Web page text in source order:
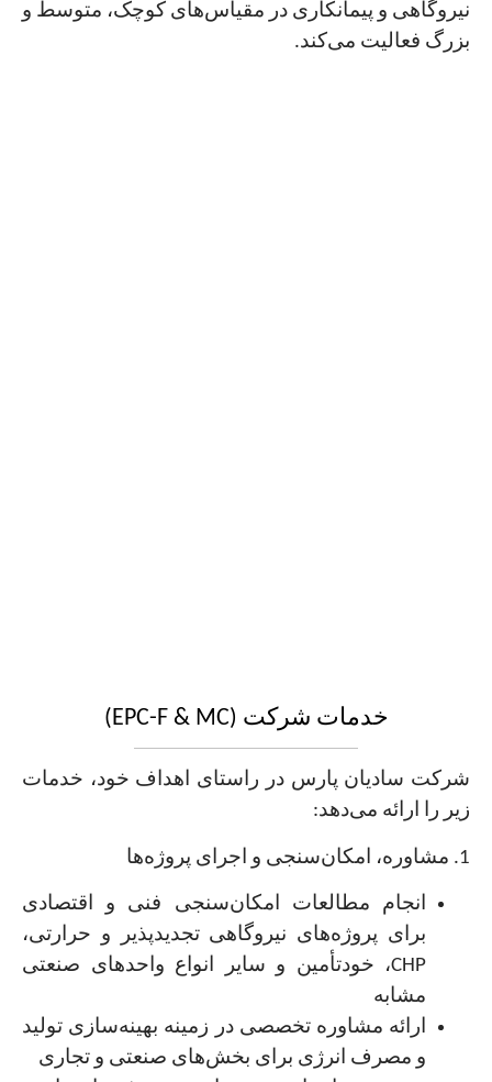
نیروگاهی و ‏پیمانکاری در مقیاس‌های کوچک، متوسط و
بزرگ فعالیت می‌کند.
خدمات شرکت (‏EPC-F & MC‏)‏
شرکت سادیان پارس در راستای اهداف خود، خدمات
زیر را ارائه می‌دهد:‏
انجام مطالعات امکان‌سنجی فنی و اقتصادی
برای پروژه‌های نیروگاهی تجدیدپذیر و ‏حرارتی،
‏CHP، خود‌تأمین و سایر انواع واحدهای صنعتی
مشابه
ارائه مشاوره تخصصی در زمینه بهینه‌سازی تولید
و مصرف انرژی برای بخش‌های ‏صنعتی و تجاری